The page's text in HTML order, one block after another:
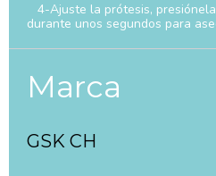
4-Ajuste la prótesis,
durante unos segundos para
Marca
GSK CH